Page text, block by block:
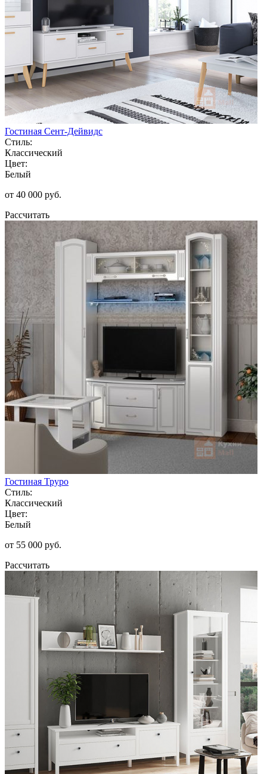
Гостиная Сент-Дейвидс
Стиль:
Классический
Цвет:
Белый
от 40 000 руб.
Рассчитать
Гостиная Труро
Стиль:
Классический
Цвет:
Белый
от 55 000 руб.
Рассчитать